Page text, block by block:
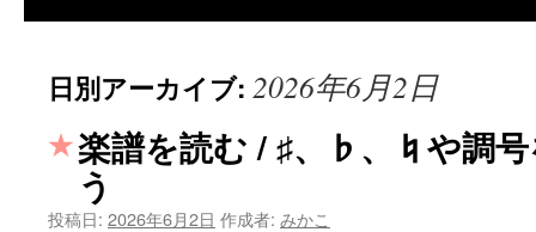
日別アーカイブ: 2026年6月2日
楽譜を読む / ♯、♭、♮や調
う
投稿日: 2026年6月2日 作成者: みかこ